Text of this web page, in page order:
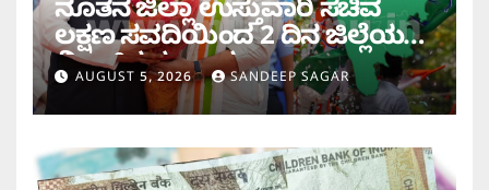
ನೂತನ ಜಿಲ್ಲಾ ಉಸ್ತುವಾರಿ ಸಚಿವ
ಲಕ್ಷಣ ಸವದಿಯಿಂದ 2 ದಿನ ಜಿಲ್ಲೆಯಲ್ಲಿ
ಮಿಂಚಿನ ಸಂಚಾರ
AUGUST 5, 2026 SANDEEP SAGAR